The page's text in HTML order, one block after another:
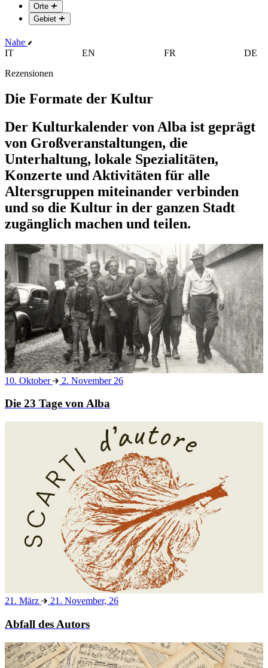
Orte
Gebiet
Nahe
IT
EN FR
DE
Rezensionen
Die Formate der Kultur
Der Kulturkalender von Alba ist geprägt
von Großveranstaltungen, die
Unterhaltung, lokale Spezialitäten,
Konzerte und Aktivitäten für alle
Altersgruppen miteinander verbinden
und so die Kultur in der ganzen Stadt
zugänglich machen und teilen.
10. Oktober 2. November 26
Die 23 Tage von Alba
21. März 21. November, 26
Abfall des Autors